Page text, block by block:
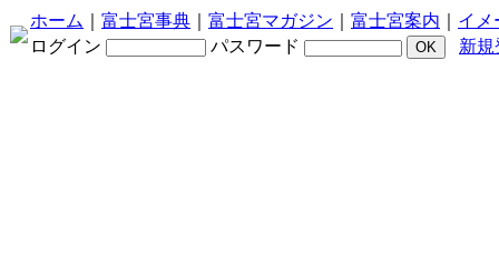
ホーム 富士宮事典 富士宮マガジン 富士宮案内
イメ
ログイン
パスワード 新規